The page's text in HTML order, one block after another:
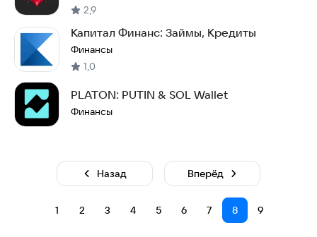
2,9
Капитал Финанс: Займы, Кредиты
Финансы
1,0
PLATON: PUTIN & SOL Wallet
Финансы
Назад
1 2 3 4 5 6 7 8 9
Вперёд